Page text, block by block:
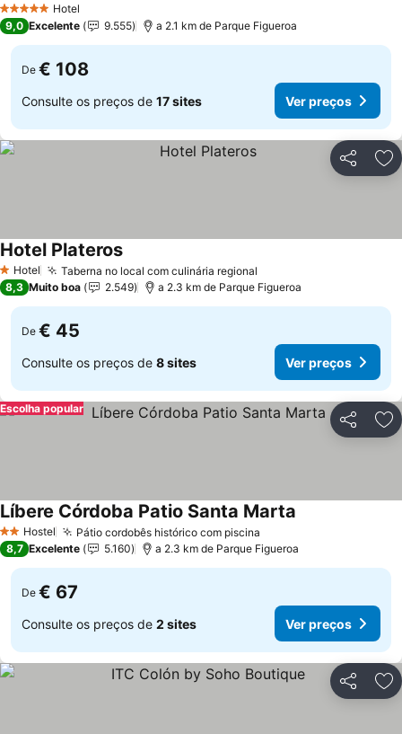
5 Estrelas Hotel
9,0 Excelente 9.555 a 2.1 km de Parque Figueroa
De € 108
Consulte os preços de 17 sites Ver preços
Partilhar
1 Estrelas
Hotel Taberna no local com culinária regional
Hotel Plateros
8,3 Muito boa 2.549 a 2.3 km de Parque Figueroa
De € 45
Consulte os preços de 8 sites Ver preços
Partilhar
Escolha popular
2 Estrelas
Hostel Pátio cordobês histórico com piscina
Líbere Córdoba Patio Santa Marta
8,7 Excelente 5.160 a 2.3 km de Parque Figueroa
De € 67
Consulte os preços de 2 sites Ver preços
Partilhar